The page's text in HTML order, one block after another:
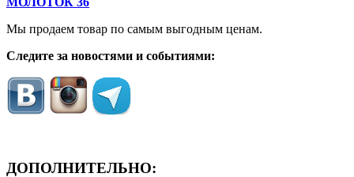
Мы продаем товар по самым выгодным ценам.
Следите за новостями и событиями:
ДОПОЛНИТЕЛЬНО: